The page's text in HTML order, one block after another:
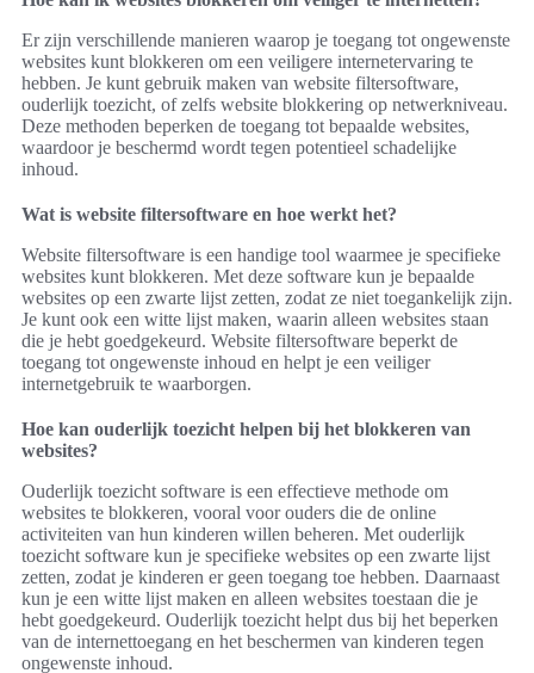
Er zijn verschillende manieren waarop je toegang tot ongewenste
websites kunt blokkeren om een veiligere internetervaring te
hebben. Je kunt gebruik maken van website filtersoftware,
ouderlijk toezicht, of zelfs website blokkering op netwerkniveau.
Deze methoden beperken de toegang tot bepaalde websites,
waardoor je beschermd wordt tegen potentieel schadelijke
inhoud.
Wat is website filtersoftware en hoe werkt het?
Website filtersoftware is een handige tool waarmee je specifieke
websites kunt blokkeren. Met deze software kun je bepaalde
websites op een zwarte lijst zetten, zodat ze niet toegankelijk zijn.
Je kunt ook een witte lijst maken, waarin alleen websites staan
die je hebt goedgekeurd. Website filtersoftware beperkt de
toegang tot ongewenste inhoud en helpt je een veiliger
internetgebruik te waarborgen.
Hoe kan ouderlijk toezicht helpen bij het blokkeren van
websites?
Ouderlijk toezicht software is een effectieve methode om
websites te blokkeren, vooral voor ouders die de online
activiteiten van hun kinderen willen beheren. Met ouderlijk
toezicht software kun je specifieke websites op een zwarte lijst
zetten, zodat je kinderen er geen toegang toe hebben. Daarnaast
kun je een witte lijst maken en alleen websites toestaan die je
hebt goedgekeurd. Ouderlijk toezicht helpt dus bij het beperken
van de internettoegang en het beschermen van kinderen tegen
ongewenste inhoud.